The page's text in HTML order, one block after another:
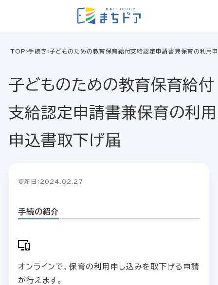
TOP 手続き 子どものための教育保育給付支給認定申請書兼保育の利用
子どものための教育保育給付
支給認定申請書兼保育の利用
申込書取下げ届
更新日：2024.02.27
手続の紹介
オンラインで、保育の利用申し込みを取下げる申請
が行えます。